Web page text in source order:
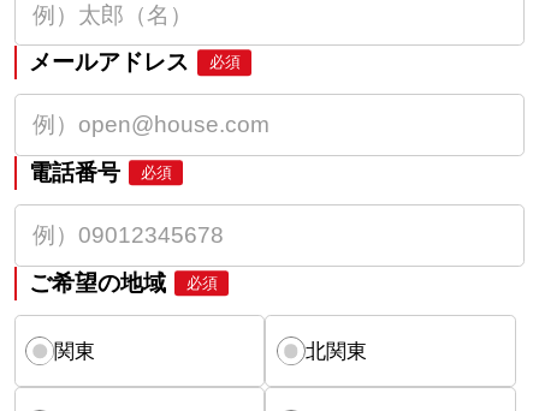
メールアドレス 必須
電話番号 必須
ご希望の地域 必須
関東 北関東